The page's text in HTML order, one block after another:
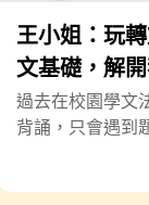
王小姐：玩
文基礎，解
法的疑惑！
過去在校園學文
背誦，只會遇到